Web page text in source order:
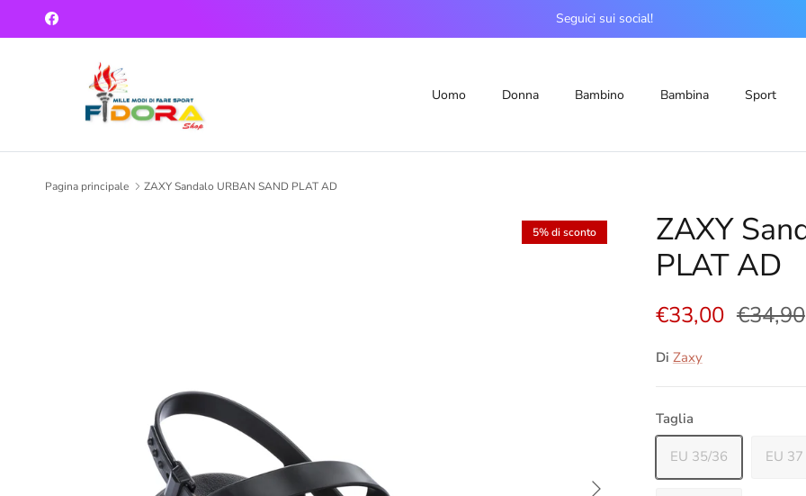
Passa ai contenuti
Facebook Seguici sui social!
Uomo Donna Bambino Bambina Sport
Pagina principale ZAXY Sandalo URBAN SAND PLAT AD
Avanti
5% di sconto
ZAXY
PLAT AD
€33,00 €34,90
Di Zaxy
Taglia
EU 35/36 EU 37